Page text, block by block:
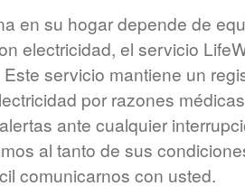
en su hogar depende de
electricidad, el servicio
servicio mantiene un
por razones
ante cualquier
al tanto de sus
comunicarnos con usted.